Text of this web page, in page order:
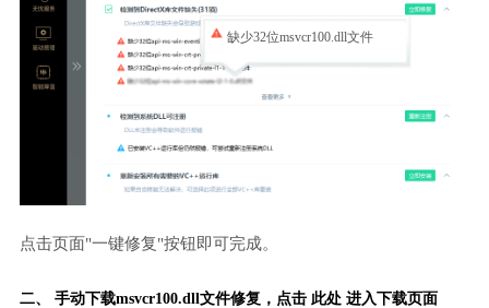
缺少32位msvcr100.dll文件
点击页面"一键修复"按钮即可完成。
二、 手动下载msvcr100.dll文件修复， 点击 此处 进入下载页面